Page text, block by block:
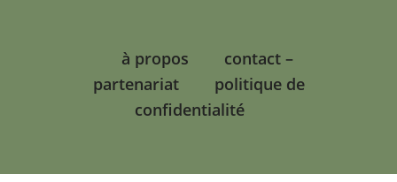
à propos
contact –
partenariat
politique de
confidentialité